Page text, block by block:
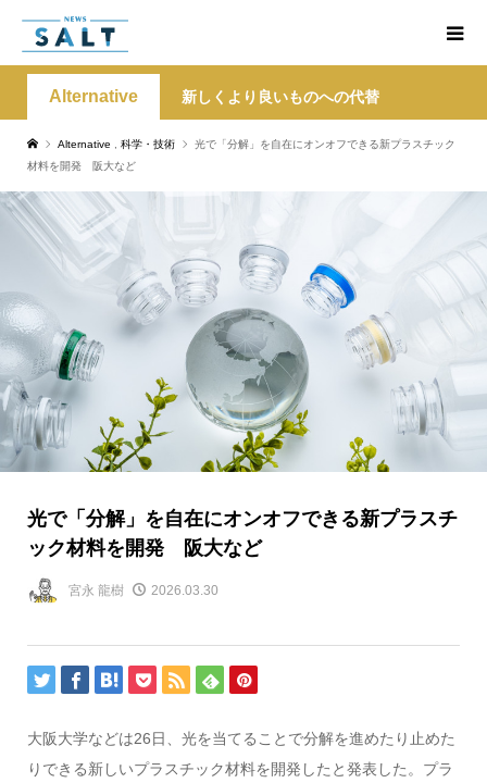
Alternative 新しくより良いものへの代替
Alternative 科学・技術
光で「分解」を自在にオンオフできる新プラスチック
材料を開発 阪大など
光で「分解」を自在にオンオフできる新プラスチ
ック材料を開発 阪大など
宮永 龍樹 2026.03.30
大阪大学などは26日、光を当てることで分解を進めたり止めた
りできる新しいプラスチック材料を開発したと発表した。プラ